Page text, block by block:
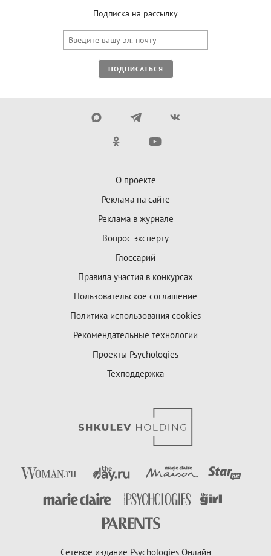
Подписка на рассылку
ПОДПИСАТЬСЯ
О проекте
Реклама на сайте
Реклама в журнале
Вопрос эксперту
Глоссарий
Правила участия в конкурсах
Пользовательское соглашение
Политика использования cookies
Рекомендательные технологии
Проекты Psychologies
Техподдержка
Сетевое издание Psychologies Онлайн